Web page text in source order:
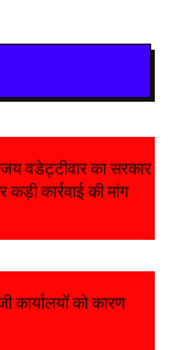
वडेट्टीवार का सरकार
कार्रवाई की मांग
कार्यालयों को कारण